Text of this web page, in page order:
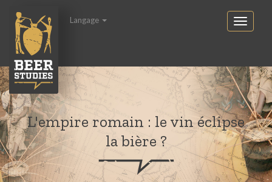
Langage
L'empire romain : le vin éclipse
la bière ?